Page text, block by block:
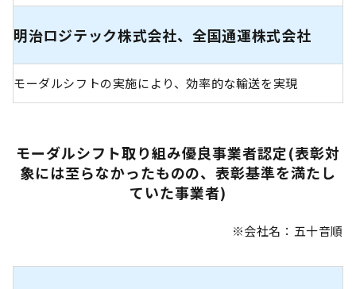
明治ロジテック株式会社、全国通運株式会社
モーダルシフトの実施により、効率的な輸送を実現
モーダルシフト取り組み優良事業者認定(表彰対
象には至らなかったものの、表彰基準を満たし
ていた事業者)
※会社名：五十音順